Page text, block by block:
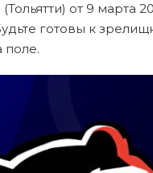
от 9 марта
готовы к
поле.